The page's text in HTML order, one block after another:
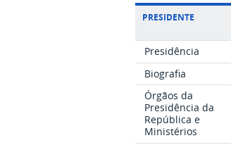
PRESIDENTE
Presidência
Biografia
Órgãos da
Presidência da
República e
Ministérios